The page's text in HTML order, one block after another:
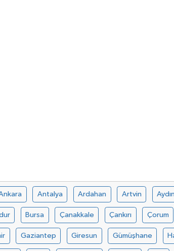
Antalya Ardahan Artvin
Bursa Çanakkale Çankırı Çorum
Gaziantep Giresun Gümüşhane